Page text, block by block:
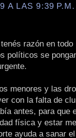
A LAS 9:39 P.M.
razón en
políticos se
menores y las
con la falta de
antes, para que
física y estar
ayuda a sanar